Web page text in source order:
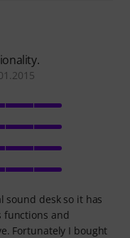
sound desk so it has
functions and
Fortunately I bought